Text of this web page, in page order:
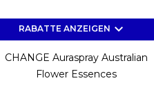
RABATTE ANZEIGEN keyboard_arrow_down
CHANGE Auraspray Australian
Flower Essences